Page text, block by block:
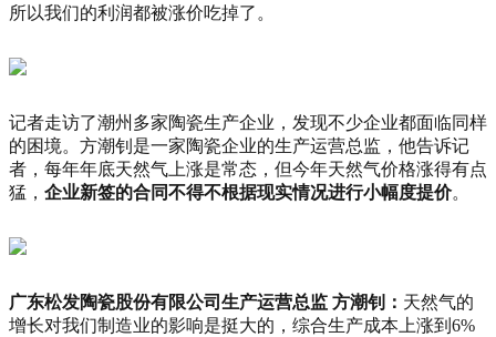
所以我们的利润都被涨价吃掉了。
记者走访了潮州多家陶瓷生产企业，发现不少企业都面临同样
的困境。方潮钊是一家陶瓷企业的生产运营总监，他告诉记
者，每年年底天然气上涨是常态，但今年天然气价格涨得有点
猛， 企业新签的合同不得不根据现实情况进行小幅度提价。
广东松发陶瓷股份有限公司生产运营总监 方潮钊： 天然气的
增长对我们制造业的影响是挺大的， 综合生产成本上涨到6%